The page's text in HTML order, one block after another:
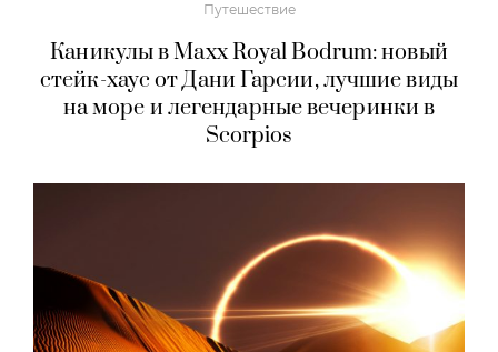
Путешествие
Каникулы в Maxx Royal Bodrum: новый
стейк-хаус от Дани Гарсии, лучшие виды
на море и легендарные вечеринки в
Scorpios